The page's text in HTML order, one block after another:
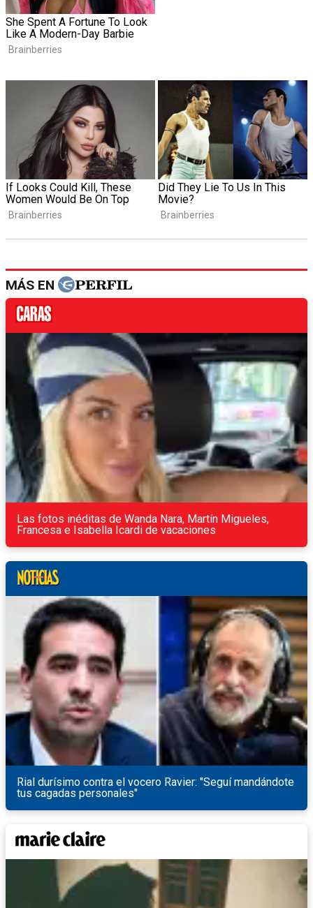
MÁS EN
Las fotos inéditas de Wanda Nara, Martín Migueles,
Francesa e Isabella Icardi de vacaciones
Rial durísimo contra el vocero Ravier: "Seguí mandándote
tus cagadas personales"